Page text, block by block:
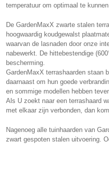
temperatuur om optimaal te
De GardenMaxX zwarte stalen
hoogwaardig koudgewalst
waarvan de lasnaden door onze
nabewerkt. De hittebestendige
bescherming.
GardenMaxX terrashaarden staan
daarnaast om hun goede
en sommige modellen hebben
Als U zoekt naar een terrashaard
met elkaar zijn verbonden, dan
Nagenoeg alle tuinhaarden van
zwart gespoten stalen uitvoering.